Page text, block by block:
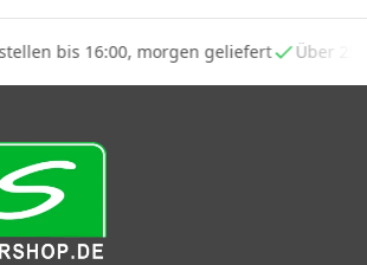
bis 16:00, morgen geliefert Über